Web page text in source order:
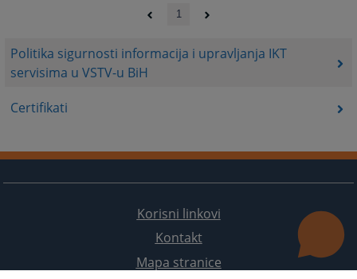
Politika sigurnosti informacija i upravljanja IKT
servisima u VSTV-u BiH
Certifikati
1
Korisni linkovi
Kontakt
Mapa stranice